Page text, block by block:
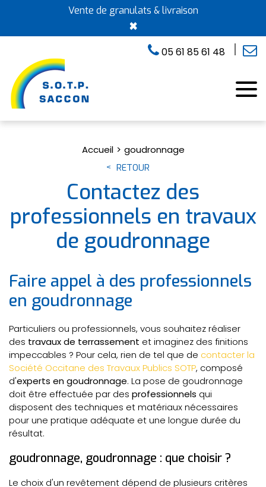
Vente de granulats & livraison
×
05 61 85 61 48
Accueil goudronnage
RETOUR
Contactez des
professionnels en travaux
de goudronnage
Faire appel à des professionnels
en goudronnage
Particuliers ou professionnels, vous souhaitez réaliser
des travaux de terrassement et imaginez des finitions
impeccables ? Pour cela, rien de tel que de contacter la
Société Occitane des Travaux Publics SOTP, composé
d'experts en goudronnage. La pose de goudronnage
doit être effectuée par des professionnels qui
disposent des techniques et matériaux nécessaires
pour une pratique adéquate et une longue durée du
résultat.
goudronnage, goudronnage : que choisir ?
Le choix d'un revêtement dépend de plusieurs critères